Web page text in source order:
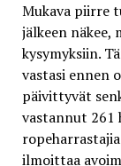
Mukava piirre
jälkeen näkee,
kysymyksiin.
vastasi ennen
päivittyvät
vastannut 261
ilmoittaa